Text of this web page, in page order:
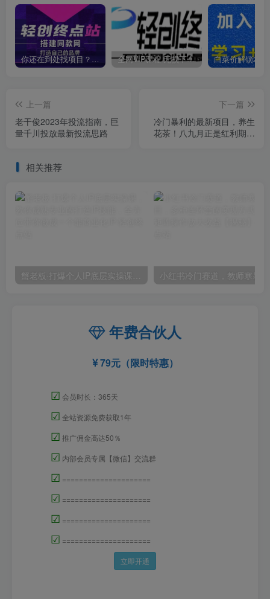
你还在到处找项目？还在当韭菜？我靠卖项目一个月收入5万+，曾经我也是个失败者。 全网VIP课程 无损下载~
上一篇
老干俊2023年投流指南，巨
量千川投放最新投流思路
下一篇
冷门暴利的最新项目，养生
花茶！八九月正是红利期，
相关推荐
蟹老板·打爆个人IP底层实操课，教你成熟专业的打造IP技能，全方位带你做成一个能商业化IP
年费合伙人
79元（限时特惠）
☑ 会员时长：365天
☑ 全站资源免费获取1年
☑ 推广佣金高达50％
☑ 内部会员专属【微信】交流群
☑ =====================
☑ =====================
☑ =====================
☑ =====================
立即开通